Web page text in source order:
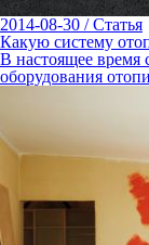
2014-08-30 / Статья
Какую систему
В настоящее время
оборудования